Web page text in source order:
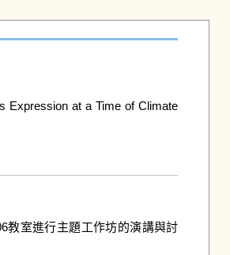
at a Time of Climate
教室進行主題工作坊的演講與討